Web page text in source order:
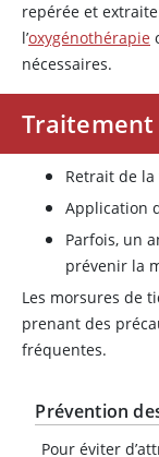
repérée et
l’oxygénothérapie
nécessaires.
Retrait de
Application
Parfois, un
prévenir la
Les morsures de
prenant des
fréquentes.
Prévention
Pour éviter